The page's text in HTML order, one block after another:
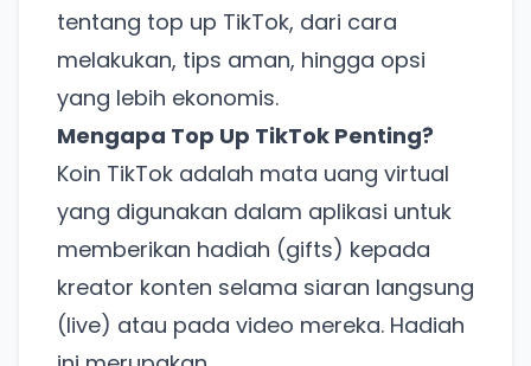
tentang top up TikTok, dari cara
melakukan, tips aman, hingga opsi
yang lebih ekonomis.
Mengapa Top Up TikTok Penting?
Koin TikTok adalah mata uang virtual
yang digunakan dalam aplikasi untuk
memberikan hadiah (gifts) kepada
kreator konten selama siaran langsung
(live) atau pada video mereka. Hadiah